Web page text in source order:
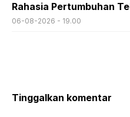
Rahasia Pertumbuhan
06-08-2026 - 19.00
Tinggalkan komentar